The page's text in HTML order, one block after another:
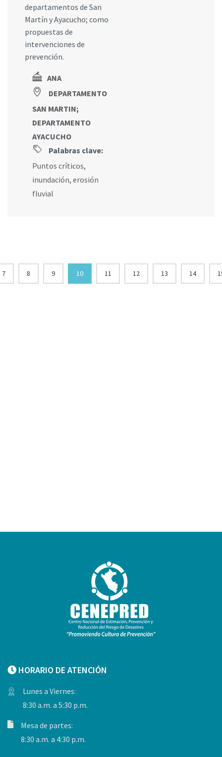
departamentos de San
Martín y Ayacucho; como
propuestas de
intervenciones de
prevención.
ANA
DEPARTAMENTO
SAN MARTIN;
DEPARTAMENTO
AYACUCHO
Palabras clave:
Puntos críticos,
inundación, erosión
fluvial
7 8 9 10 11 12 13 14
HORARIO DE ATENCIÓN
Lunes a Viernes:
8:30 a.m. a 5:30 p.m.
Mesa de partes:
8:30 a.m. a 4:30 p.m.